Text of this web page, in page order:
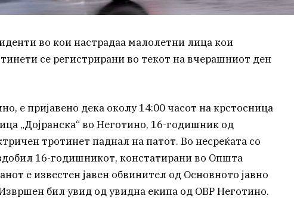
во кои настрадаа малолетни лица кои
се регистрирани во текот на вчерашниот ден
e пријавено дека околу 14:00 часот на крстосница
„Дојранска“ во Неготино, 16-годишник од
тротинет паднал на патот. Во несреќата со
16-годишникот, констатирани во Општа
е известен јавен обвинител од Основното јавно
бил увид од увидна екипа од ОВР Неготино.